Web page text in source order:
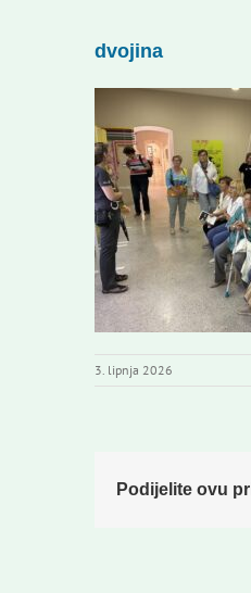
dvojina
3. lipnja 2026
Podijelite ovu